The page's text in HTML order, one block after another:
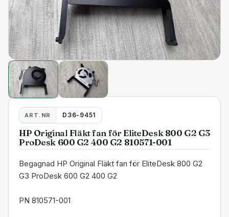
ART.NR D36-9451
HP Original Fläkt fan för EliteDesk 800 G2 G3
ProDesk 600 G2 400 G2 810571-001
Begagnad HP Original Fläkt fan för EliteDesk 800 G2
G3 ProDesk 600 G2 400 G2
PN 810571-001